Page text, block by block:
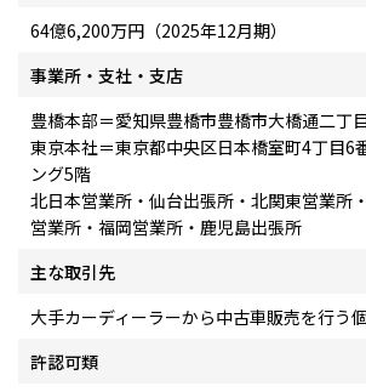
64億6,200万円（2025年12月期）
事業所・支社・支店
豊橋本部＝愛知県豊橋市豊橋市大橋通二丁
東京本社＝東京都中央区日本橋室町4丁目6
ング5階
北日本営業所・仙台出張所・北関東営業所
営業所・福岡営業所・鹿児島出張所
主な取引先
大手カーディーラーから中古車販売を行う
許認可類